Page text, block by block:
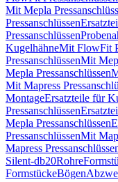
Mit Mepla
Pressanschlüssen
Pressanschlüssen
KugelhähneMit FlowFit
PressanschlüssenMit
Mepla Pressanschlüssen
Mit Mapress
MontageErsatzteile für
Pressanschlüssen
Mepla Pressanschlüssen
PressanschlüssenMit
Mapress
Silent-db20Rohre
FormstückeBögen